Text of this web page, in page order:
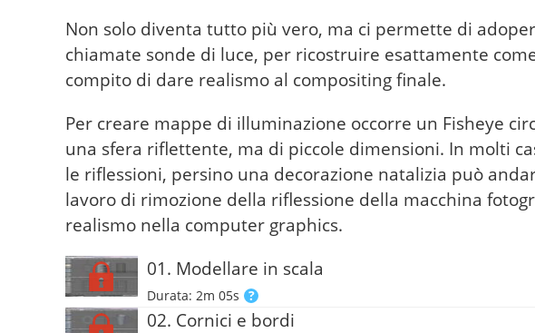
Non solo diventa tutto più vero, ma ci permette di
chiamate sonde di luce, per ricostruire esattamente
compito di dare realismo al compositing finale.
Per creare mappe di illuminazione occorre un Fisheye
una sfera riflettente, ma di piccole dimensioni. In molti
le riflessioni, persino una decorazione natalizia può
lavoro di rimozione della riflessione della macchina
realismo nella computer graphics.
01. Modellare in scala
Durata: 2m 05s
02. Cornici e bordi